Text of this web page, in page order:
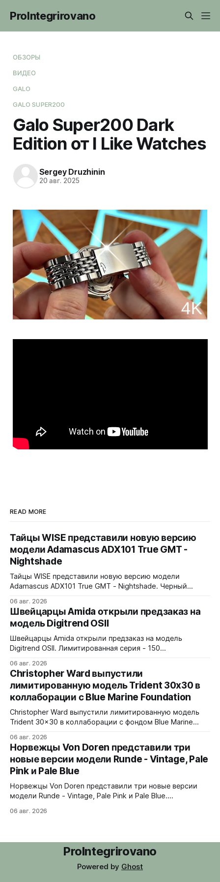
ProIntegrirovano
ОБЗОРЫ
ВИДЕО
GALO
GALO SUPER200
Galo Super200 Dark
Edition от I Like Watches
Sergey Druzhinin
20 авг. 2025
READ MORE
Тайцы WISE представили новую версию
модели Adamascus ADX101 True GMT -
Nightshade
Тайцы WISE представили новую версию модели
Adamascus ADX101 True GMT - Nightshade. Черный
Ceramic, стрелки и индексы Gungrey. 40x12,4x47,75 мм.
Корпус и браслет - сталь 904L, опционально ремешок
X1 FKM Rubber. Сапфировое стекло спереди и сзади с
внутренним AR-покрытием. Безель двунаправленный на
72 клика.
06 авг. 2026
Швейцарцы Amida открыли предзаказ на
модель Digitrend OSII
Швейцарцы Amida открыли предзаказ на модель
Digitrend OSII. Лимитированная серия - 150
Верхняя часть корпуса выполнена из цельного блока
сапфира с призмой, отображающей прыгающие часы и
бегущие минуты вертикально. Подсветка C1 X1 BL
Super-LumiNova на индексах - впервые в истории
Digitrend дисплей светится в темноте.
06 авг. 2026
Christopher Ward выпустили
лимитированную модель Trident 30x30 в
коллаборации с Blue Marine Foundation
Christopher Ward выпустили лимитированную модель
Trident 30x30 в коллаборации с фондом Blue Marine
рисунок на циферблате имитирует морские приливы,
бирюзовый цвет и красная секундная стрелка отсылают
к окраске рыбы-попугая - символу кампании фонда
#FishForTomorrow. На задней крышке выгравирован
логотип 30x30. С продажи каждого экземпляра 30
06 авг. 2026
Норвежцы Von Doren представили три
новые версии модели Runde - Vintage, Pale
Pink и Pale Blue
Норвежцы Von Doren представили три новые версии
модели Runde - Vintage, Pale Pink и Pale Blue.
крышка гравирована как монета из Rundeskatten.
лососевыми оттенками и черным сабдайлом,
вдохновлен часами
06 авг. 2026
ProIntegrirovano
Powered by Ghost